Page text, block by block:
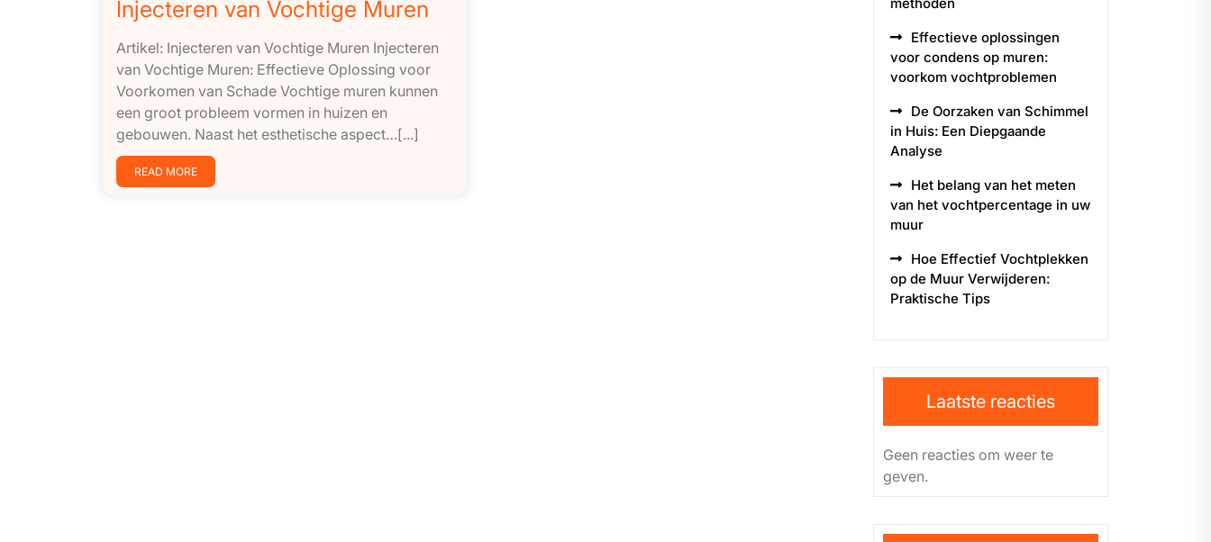
Injecteren van Vochtige Muren
Artikel: Injecteren van Vochtige Muren Injecteren
van Vochtige Muren: Effectieve Oplossing voor
Voorkomen van Schade Vochtige muren kunnen
een groot probleem vormen in huizen en
gebouwen. Naast het esthetische aspect…[...]
READ MORE
Effectieve oplossingen
voor condens op muren:
voorkom vochtproblemen
De Oorzaken van Schimmel
in Huis: Een Diepgaande
Analyse
Het belang van het meten
van het vochtpercentage in uw
muur
Hoe Effectief Vochtplekken
op de Muur Verwijderen:
Praktische Tips
Laatste reacties
Geen reacties om weer te
geven.